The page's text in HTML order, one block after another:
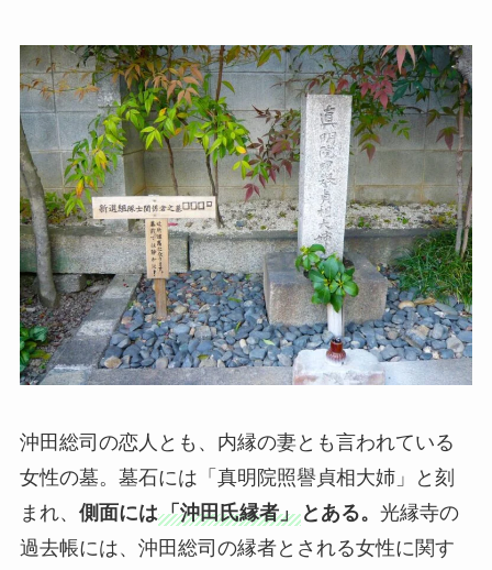
沖田総司の恋人とも、内縁の妻とも言われている
女性の墓。墓石には「真明院照譽貞相大姉」と刻
まれ、 側面には「沖田氏縁者」とある。 光縁寺の
過去帳には、沖田総司の縁者とされる女性に関す